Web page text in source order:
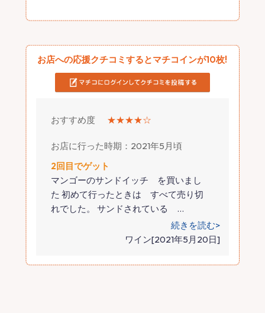
お店への応援クチコミするとマチコインが10枚!
おすすめ度 ★★★★☆
お店に行った時期：2021年5月頃
2回目でゲット
マンゴーのサンドイッチ を買いまし
た 初めて行ったときは すべて売り切
れでした。 サンドされている …
続きを読む>
ワイン[2021年5月20日]